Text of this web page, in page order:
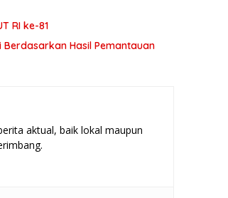
RI ke-81
Berdasarkan Hasil Pemantauan
aktual, baik lokal maupun